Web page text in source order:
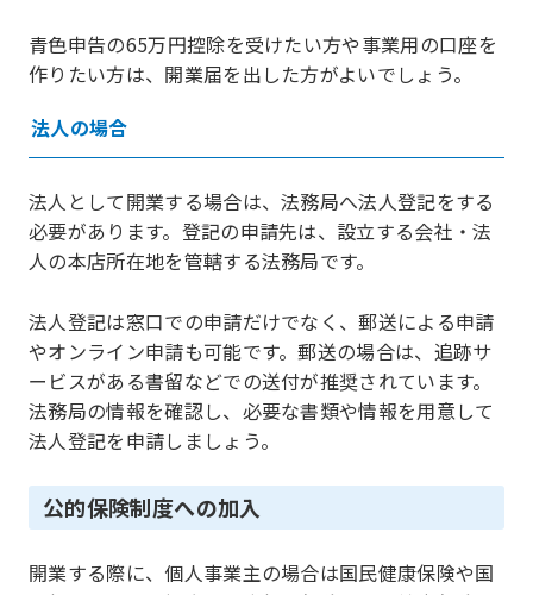
青色申告の65万円控除を受けたい方や事業用の口座を
作りたい方は、開業届を出した方がよいでしょう。
法人の場合
法人として開業する場合は、法務局へ法人登記をする
必要があります。登記の申請先は、設立する会社・法
人の本店所在地を管轄する法務局です。
法人登記は窓口での申請だけでなく、郵送による申請
やオンライン申請も可能です。郵送の場合は、追跡サ
ービスがある書留などでの送付が推奨されています。
法務局の情報を確認し、必要な書類や情報を用意して
法人登記を申請しましょう。
公的保険制度への加入
開業する際に、個人事業主の場合は国民健康保険や国